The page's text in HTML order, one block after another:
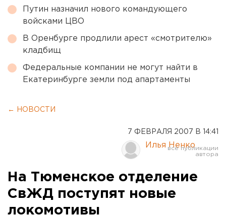
Путин назначил нового командующего
войсками ЦВО
В Оренбурге продлили арест «смотрителю»
кладбищ
Федеральные компании не могут найти в
Екатеринбурге земли под апартаменты
← НОВОСТИ
7 ФЕВРАЛЯ 2007 В 14:41
Илья Ненко
На Тюменское отделение
СвЖД поступят новые
локомотивы